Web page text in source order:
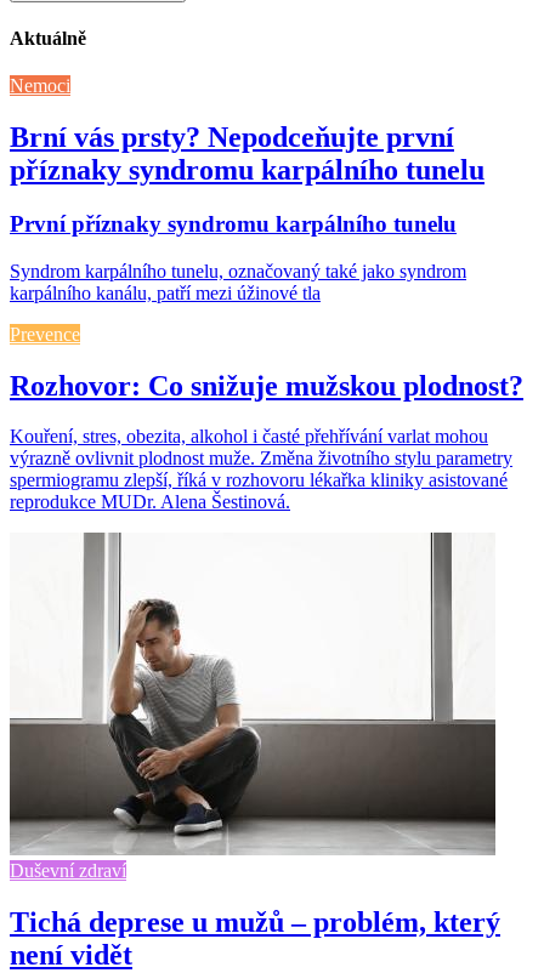
Aktuálně
Nemoci
Brní vás prsty? Nepodceňujte první
příznaky syndromu karpálního tunelu
První příznaky syndromu karpálního tunelu
Syndrom karpálního tunelu, označovaný také jako syndrom
karpálního kanálu, patří mezi úžinové tla
Prevence
Rozhovor: Co snižuje mužskou plodnost?
Kouření, stres, obezita, alkohol i časté přehřívání varlat mohou
výrazně ovlivnit plodnost muže. Změna životního stylu parametry
spermiogramu zlepší, říká v rozhovoru lékařka kliniky asistované
reprodukce MUDr. Alena Šestinová.
Duševní zdraví
Tichá deprese u mužů – problém, který
není vidět